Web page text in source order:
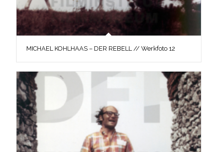
MICHAEL KOHLHAAS – DER REBELL // Werkfoto 12